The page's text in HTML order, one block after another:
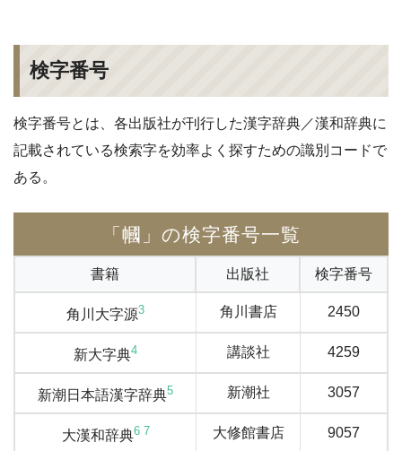
検字番号
検字番号とは、各出版社が刊行した漢字辞典／漢和辞典に
記載されている検索字を効率よく探すための識別コードで
ある。
「幗」の検字番号一覧
書籍 出版社 検字番号
角川大字源3 角川書店 2450
新大字典4 講談社 4259
新潮日本語漢字辞典5 新潮社 3057
大漢和辞典6 7 大修館書店 9057